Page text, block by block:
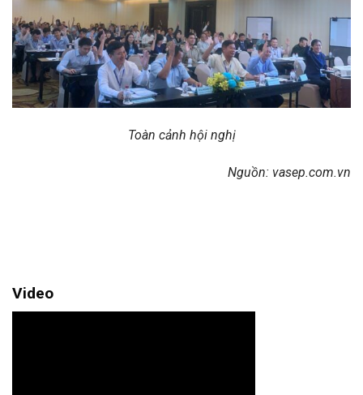
Toàn cảnh hội nghị
Nguồn: vasep.com.vn
Video